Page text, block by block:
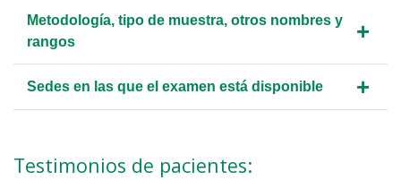
Metodología, tipo de muestra, otros nombres y
rangos
+
Sedes en las que el examen está disponible +
Testimonios de pacientes: